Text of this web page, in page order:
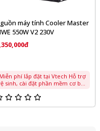
máy tính Cooler Master
550W V2 230V
Miễn phí lắp đặt tại Vtech Hỗ trợ
sinh, cài đặt phần mềm cơ bản